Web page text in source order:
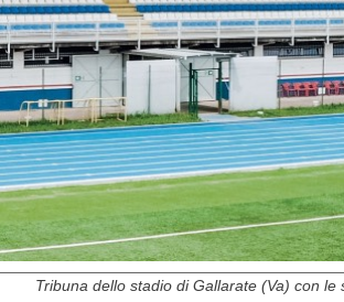
Tribuna dello stadio di Gallarate (Va) con le